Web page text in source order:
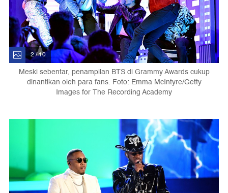
2 / 10
Meski sebentar, penampilan BTS di Grammy Awards cukup
dinantikan oleh para fans. Foto: Emma McIntyre/Getty
Images for The Recording Academy